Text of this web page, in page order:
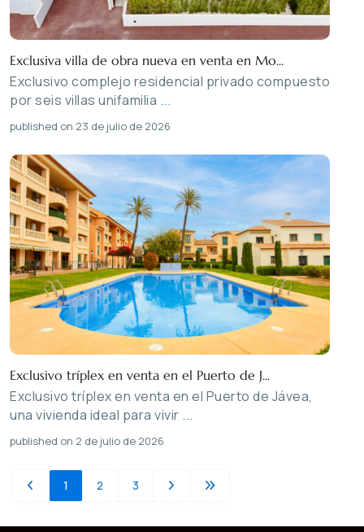
Exclusiva villa de obra nueva en venta en Mo...
Exclusivo complejo residencial privado compuesto
por seis villas unifamilia ...
published on 23 de julio de 2026
Exclusivo tríplex en venta en el Puerto de J...
Exclusivo tríplex en venta en el Puerto de Jávea,
una vivienda ideal para vivir ...
published on 2 de julio de 2026
1 2 3